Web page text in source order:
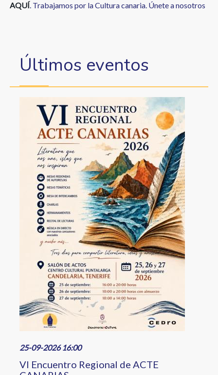
AQUÍ. Trabajamos por la Cultura canaria. Únete a nosotros
Últimos eventos
Image
25-09-2026 16:00
VI Encuentro Regional de ACTE